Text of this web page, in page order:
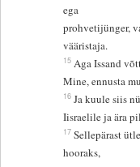
ega
prohvetijünger,
vääristaja.
15 Aga Issand
Mine, ennusta
16 Ja kuule siis
Iisraelile ja ära
17 Sellepärast
hooraks,